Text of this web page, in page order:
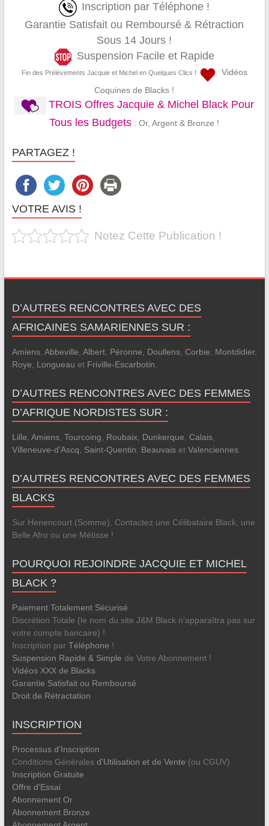
Inscription par Téléphone !
Garantie Satisfait ou Remboursé & Rétraction
Sous 14 Jours !
Suspension Facile et Rapide
Fin des Prélèvements Jacquie et Michel en Quelques Clics !
Vidéos
Coquines de Blacks !
TROIS Offres Jacquie & Michel Black Pour
Tous les Budgets : Or, Argent & Bronze !
PARTAGEZ !
VOTRE AVIS !
Notez Cette Publication !
D’AUTRES RENCONTRES AVEC DES
AFRICAINES SAMARIENNES SUR :
Amiens, Abbeville, Albert, Péronne, Doullens, Corbie, Montdidier,
Roye, Longueau et Friville-Escarbotin.
D’AUTRES RENCONTRES AVEC DES FEMMES
D’AFRIQUE NORDISTES SUR :
Lille, Amiens, Tourcoing, Roubaix, Dunkerque, Calais,
Villeneuve-d'Ascq, Saint-Quentin, Beauvaiset Valenciennes.
D’AUTRES RENCONTRES AVEC DES FEMMES
BLACKS
Sur Henencourt (Somme), Contactez une Célibataire Black, une
Belle Afro ou une Métisse !
POURQUOI REJOINDRE JACQUIE ET MICHEL
BLACK ?
Paiement Totalement Sécurisé
Discrétion Totale (le nom du site J&M Black n’apparaîtra pas sur
votre compte bancaire) !
Inscription par Téléphone !
Suspension Rapide & Simple de Votre Abonnement !
Vidéos XXX de Blacks
Garantie Satisfait ou Remboursé
Droit de Rétractation
INSCRIPTION
Processus d'Inscription
Conditions Générales d'Utilisation et de Vente (ou CGUV)
Inscription Gratuite
Offre d'Essai
Abonnement Or
Abonnement Bronze